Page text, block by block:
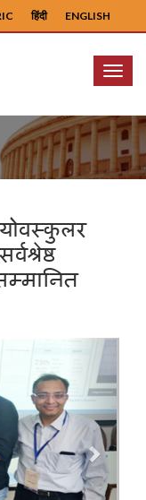
ENGLISH
हिंदी
Menu
Next